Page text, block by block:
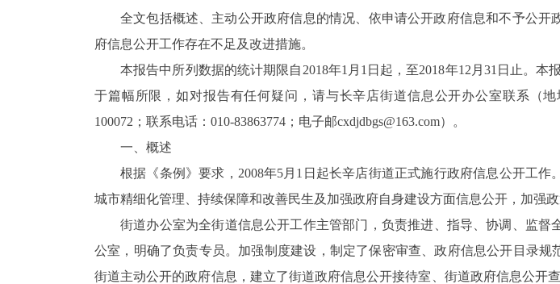
全文包括概述、主动公开政府信息的情况、依申请公开政府信息和不予公
府信息公开工作存在不足及改进措施。
本报告中所列数据的统计期限自2018年1月1日起，至2018年12月31日止。本
于篇幅所限，如对报告有任何疑问，请与长辛店街道信息公开办公室联系（
100072；联系电话：010-83863774；电子邮cxdjdbgs@163.com）。
一、概述
根据《条例》要求，2008年5月1日起长辛店街道正式施行政府信息公开工
城市精细化管理、持续保障和改善民生及加强政府自身建设方面信息公开，加强
街道办公室为全街道信息公开工作主管部门，负责推进、指导、协调、监
公室，明确了负责专员。加强制度建设，制定了保密审查、政府信息公开目录
街道主动公开的政府信息，建立了街道政府信息公开接待室、街道政府信息公开